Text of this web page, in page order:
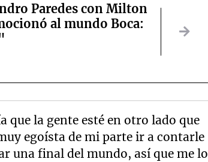
Paredes con Milton
al mundo Boca:
que la gente esté en otro lado que
egoísta de mi parte ir a contarle
una final del mundo, así que me lo